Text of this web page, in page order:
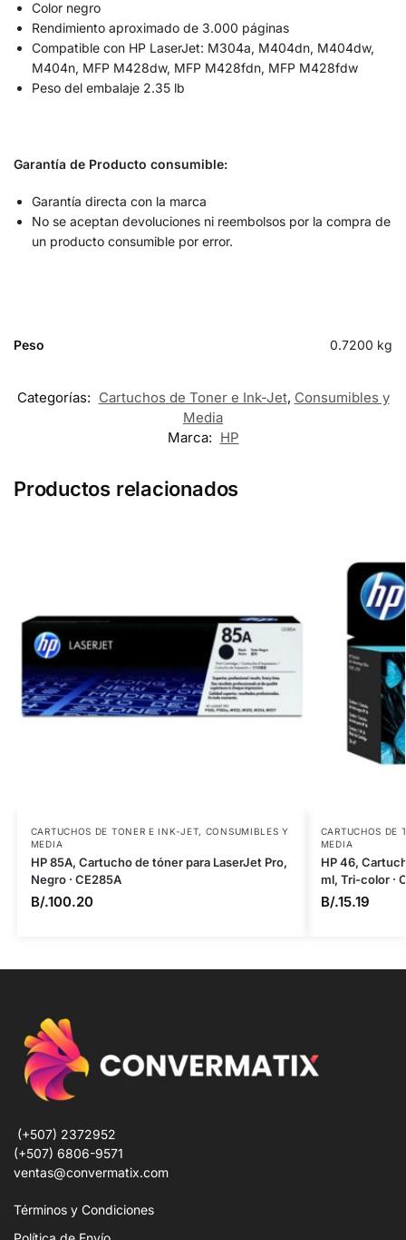
Color negro
Rendimiento aproximado de 3.000 páginas
Compatible con HP LaserJet: M304a, M404dn, M404dw,
M404n, MFP M428dw, MFP M428fdn, MFP M428fdw
Peso del embalaje 2.35 lb
Garantía de Producto consumible:
Garantía directa con la marca
No se aceptan devoluciones ni reembolsos por la compra de
un producto consumible por error.
Peso 0.7200 kg
Categorías: Cartuchos de Toner e Ink-Jet, Consumibles y
Media
Marca: HP
Productos relacionados
CARTUCHOS DE TONER E INK-JET, CONSUMIBLES Y
MEDIA
HP 85A, Cartucho de tóner para LaserJet Pro,
Negro · CE285A
B/.100.20
CARTUCHOS DE
MEDIA
HP 46,
ml, Tri-color ·
B/.15.19
(+507) 2372952
(+507) 6806-9571
ventas@convermatix.com
Términos y Condiciones